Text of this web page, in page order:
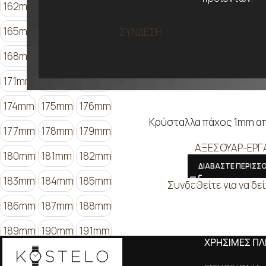
ΣΥΝΔΕΣΗ
162mm
165mm
168mm
171mm
172mm 173mm
174mm 175mm 176mm
177mm 178mm 179mm
180mm 181mm
182mm
183mm 184mm 185mm
186mm 187mm 188mm
189mm 190mm 191mm
192mm 193mm 194mm
Κρύσταλλα πάχος 1mm
ΑΞΕΣΟΥΑΡ-
ΔΙΑΒΑΣΤΕ
Συνδεθείτε για να
ΧΡΗΣΙΜΕΣ